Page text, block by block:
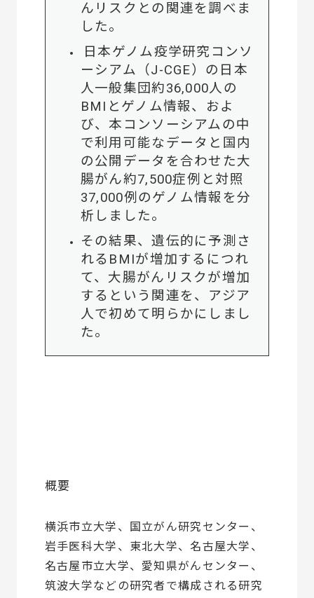
んリスクとの関連を調べま
した。
日本ゲノム疫学研究コンソ
ーシアム（J-CGE）の日本
人一般集団約36,000人の
BMIとゲノム情報、およ
び、本コンソーシアムの中
で利用可能なデータと国内
の公開データを合わせた大
腸がん約7,500症例と対照
37,000例のゲノム情報を分
析しました。
その結果、遺伝的に予測さ
れるBMIが増加するにつれ
て、大腸がんリスクが増加
するという関連を、アジア
人で初めて明らかにしまし
た。
概要
横浜市立大学、国立がん研究センター、
岩手医科大学、東北大学、名古屋大学、
名古屋市立大学、愛知県がんセンター、
筑波大学などの研究者で構成される研究